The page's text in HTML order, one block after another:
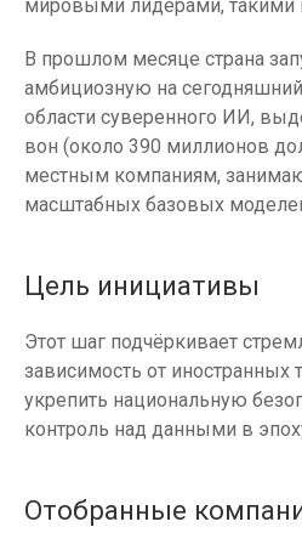
мировыми лидерами, такими
В прошлом месяце страна
амбициозную на
области суверенного ИИ,
вон (около 390 миллионов
местным компаниям,
масштабных базовых
Цель инициативы
Этот шаг подчёркивает
зависимость от иностранных
укрепить национальную
контроль над данными в
Отобранные